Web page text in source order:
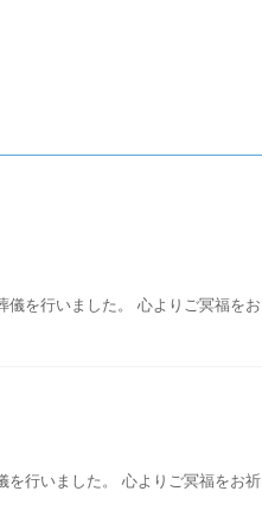
儀を行いました。 心よりご冥福をお
を行いました。 心よりご冥福をお祈